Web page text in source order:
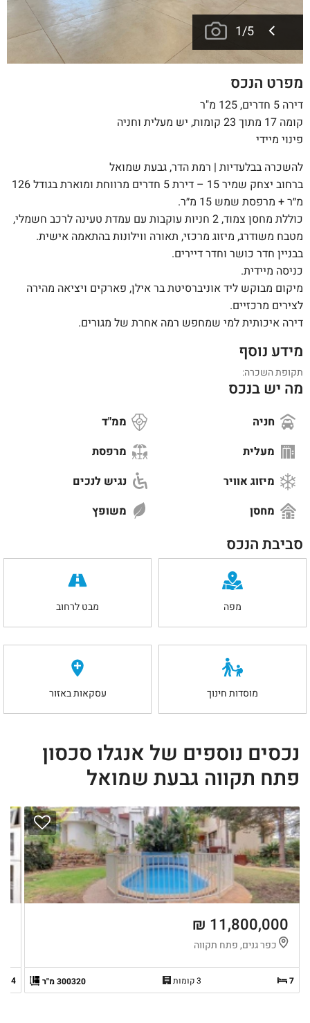
1/5
מפרט הנכס
דירה 5 חדרים, 125 מ"ר
קומה 17 מתוך 23 קומות, יש מעלית וחניה
פינוי מיידי
להשכרה בבלעדיות | רמת הדר, גבעת שמואל
ברחוב יצחק שמיר 15 – דירת 5 חדרים מרווחת ומוארת בגודל 126
מ״ר + מרפסת שמש 15 מ״ר.
כוללת מחסן צמוד, 2 חניות עוקבות עם עמדת טעינה לרכב חשמלי,
מטבח משודרג, מיזוג מרכזי, תאורה ווילונות בהתאמה אישית.
בבניין חדר כושר וחדר דיירים.
כניסה מיידית.
מיקום מבוקש ליד אוניברסיטת בר אילן, פארקים ויציאה מהירה
לצירים מרכזיים.
דירה איכותית למי שמחפש רמה אחרת של מגורים.
מידע נוסף
תקופת השכרה:
מה יש בנכס
חניה
ממ"ד
מעלית
מרפסת
מיזוג אוויר
נגיש לנכים
מחסן
משופץ
סביבת הנכס
מפה מבט לרחוב
מוסדות חינוך עסקאות באזור
נכסים נוספים של אנגלו סכסון
פתח תקווה גבעת שמואל
11,800,000 ₪
כפר גנים, פתח תקווה
7 3 קומות 300320 מ"ר 4